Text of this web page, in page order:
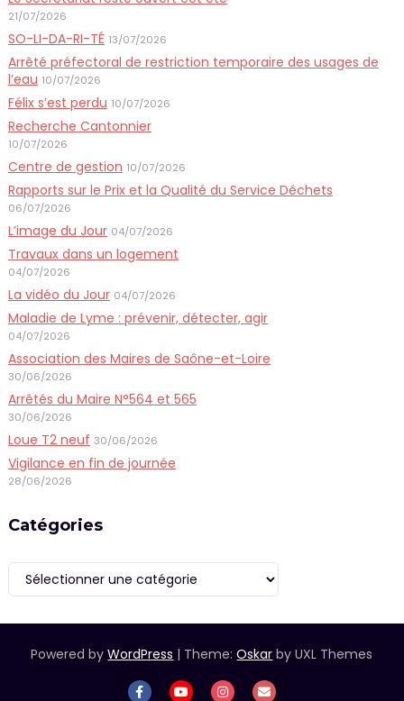
21/07/2026
SO-LI-DA-RI-TÉ 13/07/2026
Arrêté préfectoral de restriction temporaire des usages de
l’eau 10/07/2026
Félix s’est perdu 10/07/2026
Recherche Cantonnier
10/07/2026
Centre de gestion 10/07/2026
Rapports sur le Prix et la Qualité du Service Déchets
06/07/2026
L’image du Jour 04/07/2026
Travaux dans un logement
04/07/2026
La vidéo du Jour 04/07/2026
Maladie de Lyme : prévenir, détecter, agir
04/07/2026
Association des Maires de Saône-et-Loire
30/06/2026
Arrêtés du Maire N°564 et 565
30/06/2026
Loue T2 neuf 30/06/2026
Vigilance en fin de journée
28/06/2026
Catégories
Catégories
Powered byWordPress | Theme:Oskar by UXL Themes